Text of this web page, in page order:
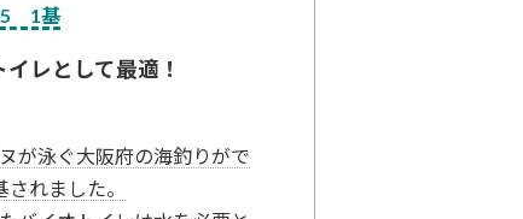
1基
レとして最適！
が泳ぐ大阪府の海釣りがで
れました。